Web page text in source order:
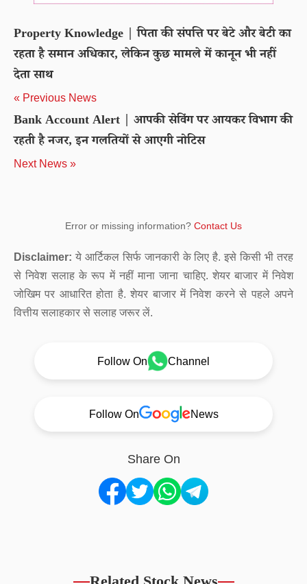
Property Knowledge | पिता की संपत्ति पर बेटे और बेटी का
रहता है समान अधिकार, लेकिन कुछ मामले में कानून भी नहीं
देता साथ
« Previous News
Bank Account Alert | आपकी सेविंग पर आयकर विभाग की
रहती है नजर, इन गलतियों से आएगी नोटिस
Next News »
Error or missing information? Contact Us
Disclaimer: ये आर्टिकल सिर्फ जानकारी के लिए है. इसे किसी भी तरह
से निवेश सलाह के रूप में नहीं माना जाना चाहिए. शेयर बाजार में निवेश
जोखिम पर आधारित होता है. शेयर बाजार में निवेश करने से पहले अपने
वित्तीय सलाहकार से सलाह जरूर लें.
Follow On Channel
Follow On News
Share On